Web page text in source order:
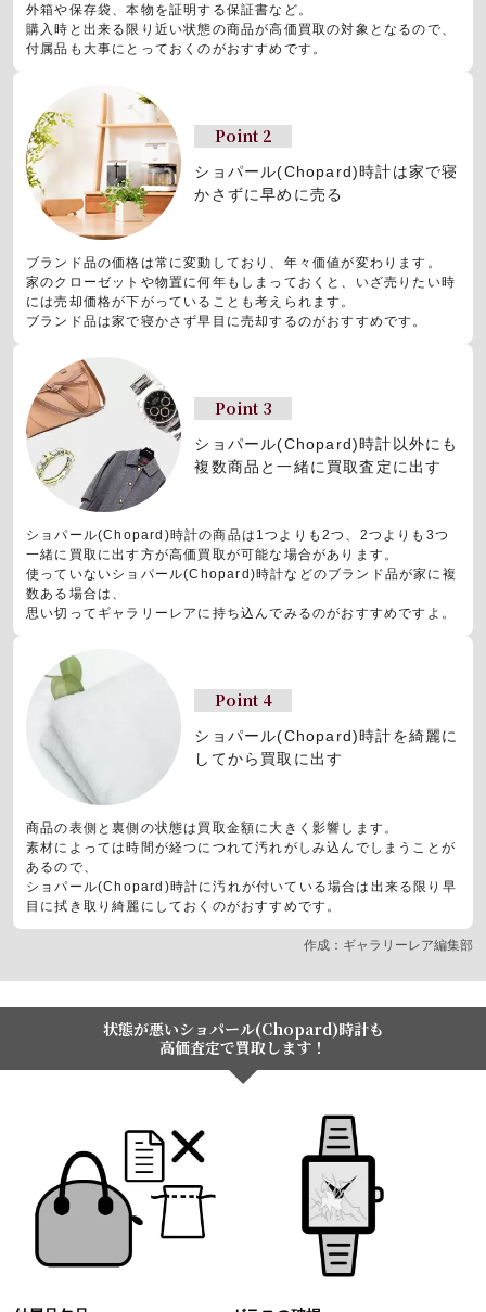
外箱や保存袋、本物を証明する保証書など。
購入時と出来る限り近い状態の商品が高価買取の対象となるので、
付属品も大事にとっておくのがおすすめです。
Point 2
ショパール(Chopard)時計は家で寝
かさずに早めに売る
ブランド品の価格は常に変動しており、年々価値が変わります。
家のクローゼットや物置に何年もしまっておくと、いざ売りたい時
には売却価格が下がっていることも考えられます。
ブランド品は家で寝かさず早目に売却するのがおすすめです。
Point 3
ショパール(Chopard)時計以外にも
複数商品と一緒に買取査定に出す
ショパール(Chopard)時計の商品は1つよりも2つ、2つよりも3つ
一緒に買取に出す方が高価買取が可能な場合があります。
使っていないショパール(Chopard)時計などのブランド品が家に複
数ある場合は、
思い切ってギャラリーレアに持ち込んでみるのがおすすめですよ。
Point 4
ショパール(Chopard)時計を綺麗に
してから買取に出す
商品の表側と裏側の状態は買取金額に大きく影響します。
素材によっては時間が経つにつれて汚れがしみ込んでしまうことが
あるので、
ショパール(Chopard)時計に汚れが付いている場合は出来る限り早
目に拭き取り綺麗にしておくのがおすすめです。
作成：ギャラリーレア編集部
状態が悪いショパール(Chopard)時計も
高価査定で買取します！